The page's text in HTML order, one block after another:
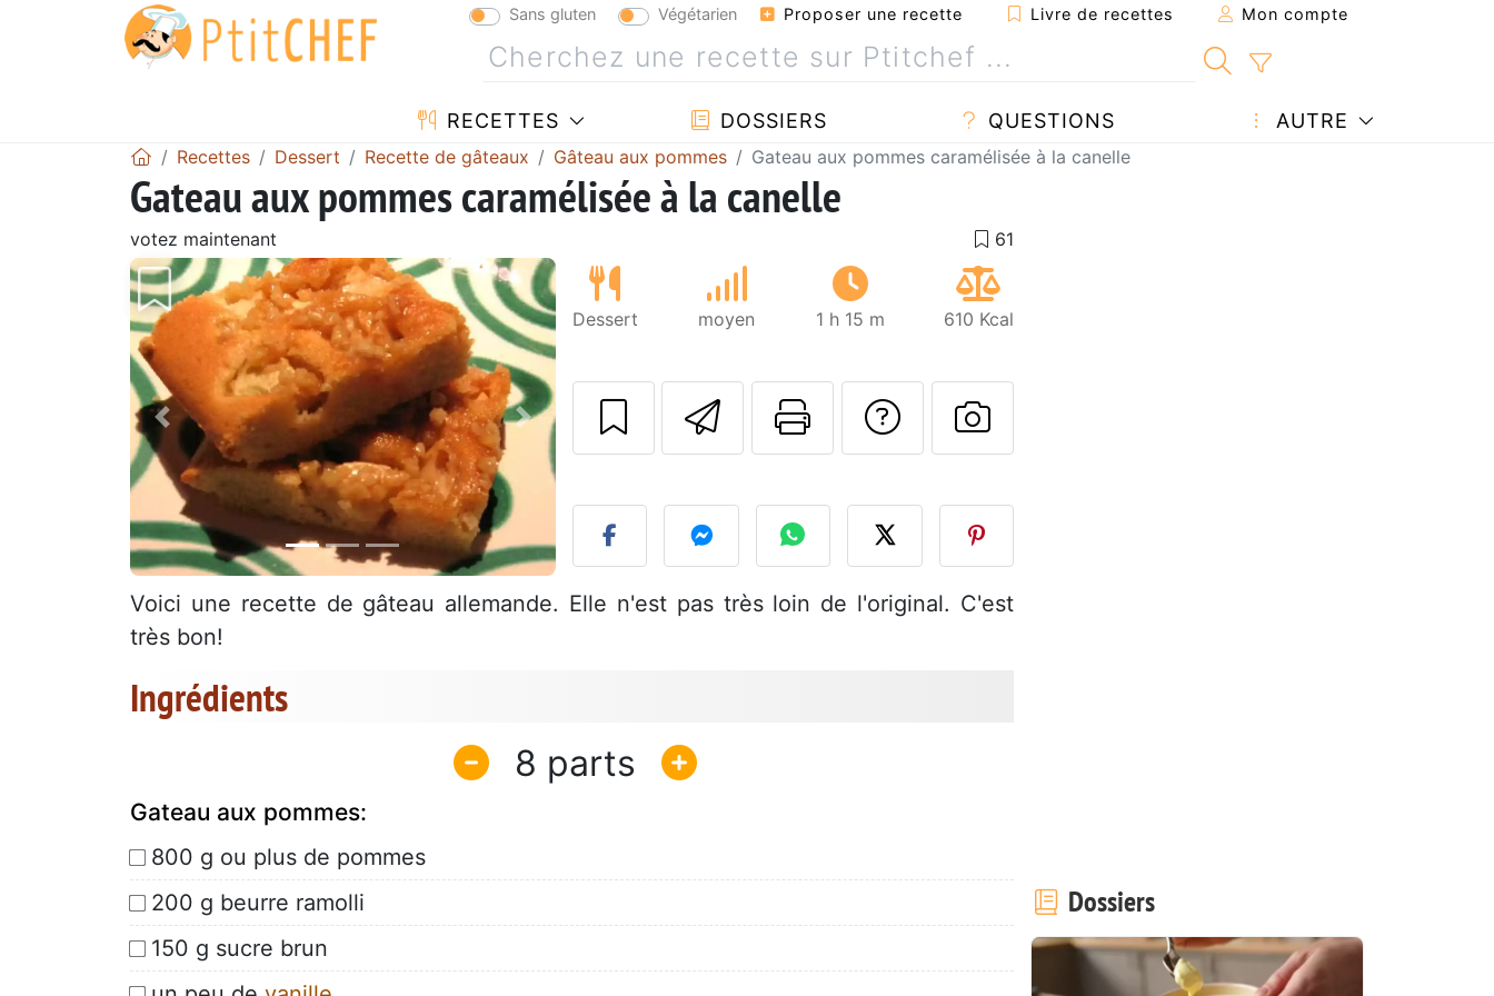
Sans gluten Végétarien Proposer une recette Livre de recettes Mon compte
RECETTES DOSSIERS QUESTIONS AUTRE
Recettes Dessert Recette de gâteaux Gâteau aux pommes Gateau aux pommes caramélisée à la canelle
Gateau aux pommes caramélisée à la canelle
votez maintenant
Précédent Suivant
Dessert moyen 1 h 15 m 610 Kcal
Envoyer cette recette à un ami
Imprimer cette page
Poser une question à l'auteur
Publier votre photo de cette
Voici une recette de gâteau allemande. Elle n'est pas très loin de l'original. C'est
très bon!
Ingrédients
8
Gateau aux pommes:
800 g ou plus de pommes
200 g beurre ramolli
150 g sucre brun
Dossiers